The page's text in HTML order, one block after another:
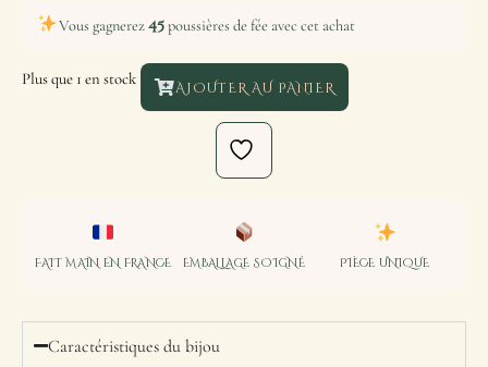
Vous gagnerez45poussières de fée avec cet achat
Plus que 1 en stock AJOUTER AU PANIER
FAIT MAIN EN FRANCE EMBALLAGE SOIGNÉ PIÈCE UNIQUE
Caractéristiques du bijou